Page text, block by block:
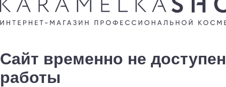
Сайт временно не
работы